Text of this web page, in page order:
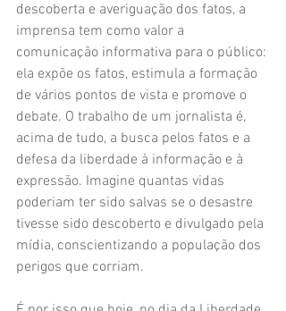
descoberta e averiguação dos fatos, a
imprensa tem como valor a
comunicação informativa para o público:
ela expõe os fatos, estimula a formação
de vários pontos de vista e promove o
debate. O trabalho de um jornalista é,
acima de tudo, a busca pelos fatos e a
defesa da liberdade à informação e à
expressão. Imagine quantas vidas
poderiam ter sido salvas se o desastre
tivesse sido descoberto e divulgado pela
mídia, conscientizando a população dos
perigos que corriam.